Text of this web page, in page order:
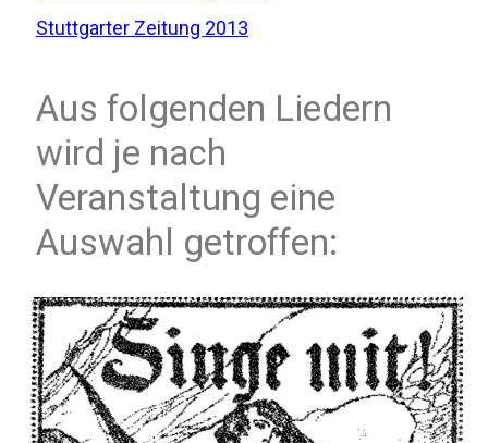
Stuttgarter Zeitung 2013
Aus folgenden Liedern
wird je nach
Veranstaltung eine
Auswahl getroffen: